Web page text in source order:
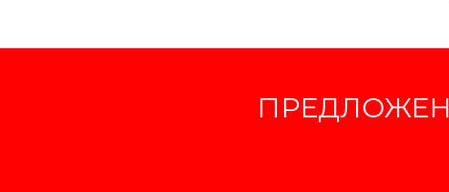
г. Иркутск ул. Рабочего
График Работы: